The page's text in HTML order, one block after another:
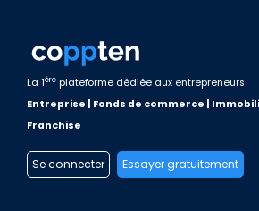
La 1ère plateforme dédiée aux entrepreneurs
Entreprise | Fonds de commerce |
Franchise
Se connecter Essayer gratuitement